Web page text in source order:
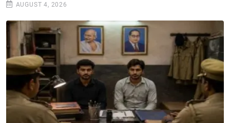
AUGUST 4, 2026